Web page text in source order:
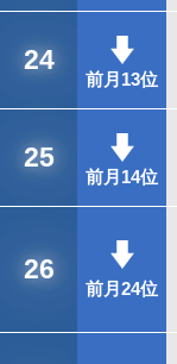
24
前月13位
25
前月14位
26
前月24位